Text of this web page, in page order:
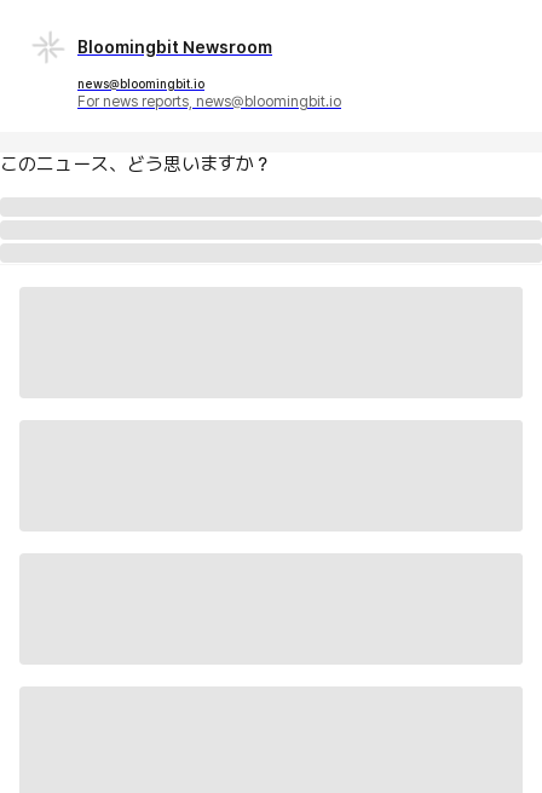
Bloomingbit Newsroom
news@bloomingbit.io
For news reports, news@bloomingbit.io
このニュース、どう思いますか？